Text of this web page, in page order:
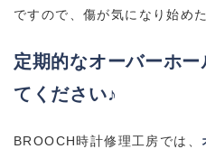
ですので、傷が気になり始め
定期的なオーバーホ
てください♪
BROOCH時計修理工房では、